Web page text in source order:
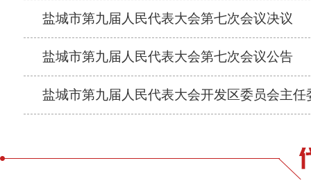
盐城市第九届人民代表大会第七次会议决议
盐城市第九届人民代表大会第七次会议公告
盐城市第九届人民代表大会开发区委员会主任